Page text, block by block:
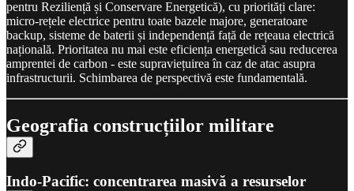
pentru Reziliență și Conservare Energetică), cu priorități clare:
micro-rețele electrice pentru toate bazele majore, generatoare
backup, sisteme de baterii și independență față de rețeaua electrică
națională. Prioritatea nu mai este eficiența energetică sau reducerea
amprentei de carbon - este supraviețuirea în caz de atac asupra
infrastructurii. Schimbarea de perspectivă este fundamentală.
Geografia construcțiilor militare
Indo-Pacific: concentrarea masivă a resurselor